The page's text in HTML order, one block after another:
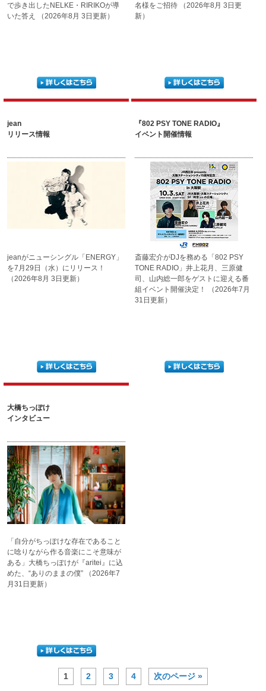
で歩き出した NELKE・RIRIKOが導
いた答え
（2026年8月 3日更新）
名様をご招待
（2026年8月 3日更
新）
jean
リリース情報
jeanがニューシングル 「ENERGY」
を7月29日
（水）にリリース！
（2026年8月 3日更新）
『802 PSY TONE RADIO』
イベント開催情報
斎藤宏介がDJを務める 「802 PSY
TONE RADIO」井上花月、三原健
司、山内総一郎をゲストに迎える番
組イベント 開催決定！
（2026年7月
31日更新）
大橋ちっぽけ
インタビュー
「自分がちっぽけな存在であること
に唸りながら作る音楽にこそ意味が
ある」 大橋ちっぽけが『aritei』に込
めた、“ありのままの僕”
（2026年7
月31日更新）
1 2 3 4 次のページ »